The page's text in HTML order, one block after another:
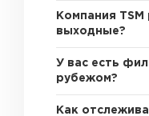
Компания TSM
выходные?
У вас есть
рубежом?
Как